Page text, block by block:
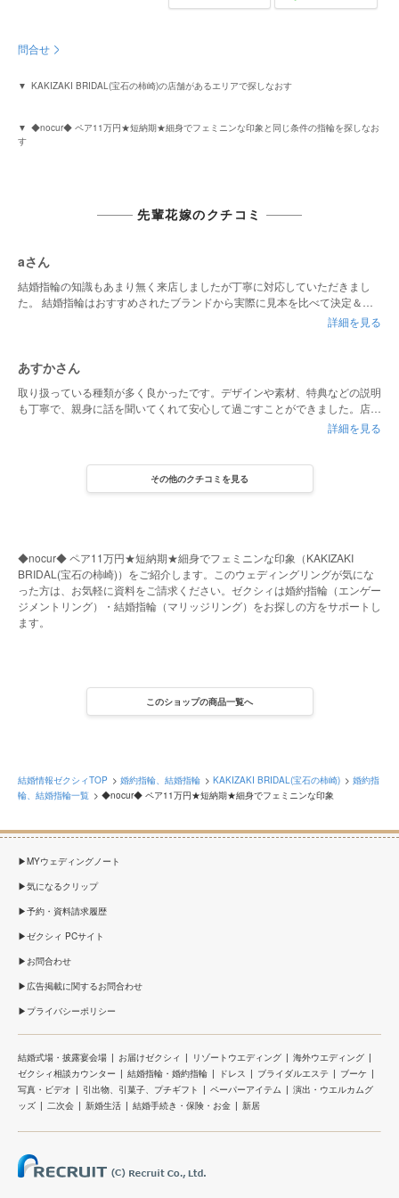
問合せ
KAKIZAKI BRIDAL(宝石の柿崎)の店舗があるエリアで探しなおす
◆nocur◆ ペア11万円★短納期★細身でフェミニンな印象と同じ条件の指輪を探しなお
す
先輩花嫁のクチコミ
aさん
結婚指輪の知識もあまり無く来店しましたが丁寧に対応していただきまし
た。 結婚指輪はおすすめされたブランドから実際に見本を比べて決定＆購
入。婚約記念品は指輪ではなくネックレスにしたのですが、指輪の他にネッ
です。
詳細を見る
あすかさん
取り扱っている種類が多く良かったです。デザインや素材、特典などの説明
も丁寧で、親身に話を聞いてくれて安心して過ごすことができました。店内
詳細を見る
その他のクチコミを見る
◆nocur◆ ペア11万円★短納期★細身でフェミニンな印象（KAKIZAKI
BRIDAL(宝石の柿崎)）をご紹介します。このウェディングリングが気にな
った方は、お気軽に資料をご請求ください。ゼクシィは婚約指輪（エンゲー
ジメントリング）・結婚指輪（マリッジリング）をお探しの方をサポートし
ます。
このショップの商品一覧へ
結婚情報ゼクシィTOP 婚約指輪、結婚指輪 KAKIZAKI BRIDAL(宝石の柿崎)
婚約指
輪、結婚指輪一覧
◆nocur◆ ペア11万円★短納期★細身でフェミニンな印象
MYウェディングノート
気になるクリップ
予約・資料請求履歴
ゼクシィ PCサイト
お問合わせ
広告掲載に関するお問合わせ
プライバシーポリシー
結婚式場・披露宴会場 お届けゼクシィ リゾートウエディング
海外ウエディング
ゼクシィ相談カウンター
結婚指輪・婚約指輪 ドレス ブライダルエステ
ブーケ
写真・ビデオ
引出物、引菓子、プチギフト ペーパーアイテム
演出・ウエルカムグ
ッズ
二次会 新婚生活 結婚手続き・保険・お金 新居